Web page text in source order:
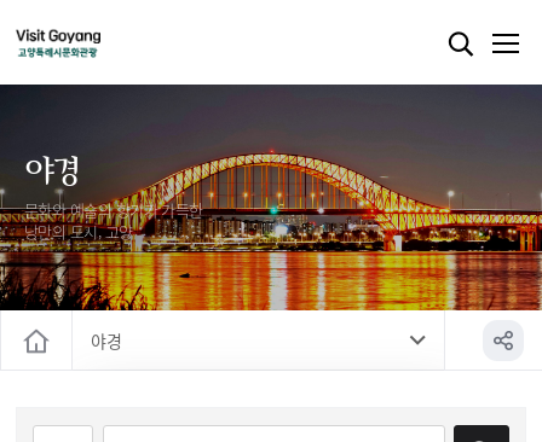
야경
문화와 예술의 향기가 가득한
낭만의 도시, 고양
야경